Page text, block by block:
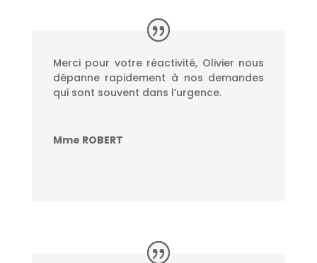
Merci pour votre réactivité, Olivier nous
dépanne rapidement à nos demandes
qui sont souvent dans l’urgence.
Mme ROBERT